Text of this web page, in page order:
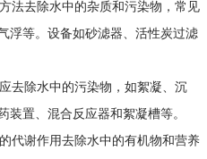
法去除水中的杂质和污染物，常见
浮等。设备如砂滤器、活性炭过滤
去除水中的污染物，如絮凝、沉
装置、混合反应器和絮凝槽等。
代谢作用去除水中的有机物和营养